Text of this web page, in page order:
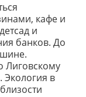
кафе и
и
банков. До
Лиговскому
Экология в